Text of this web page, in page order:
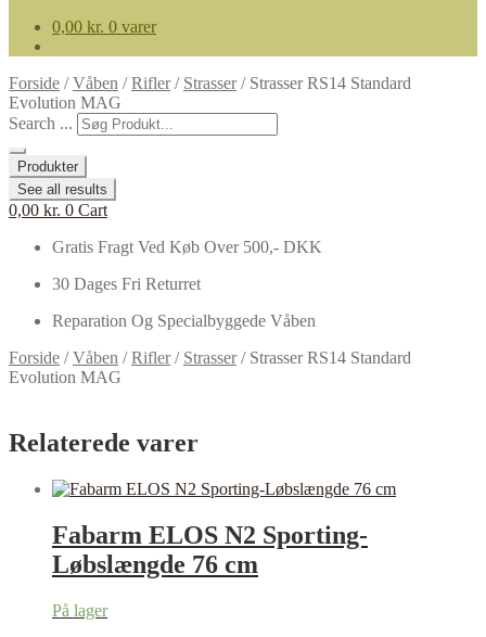
0,00 kr. 0 varer
Forside /Våben /Rifler/ Strasser/ Strasser RS14 Standard
Evolution MAG
Search ...
Produkter
See all results
0,00 kr. 0 Cart
Gratis Fragt Ved Køb Over 500,- DKK
30 Dages Fri Returret
Reparation Og Specialbyggede Våben
Forside /Våben /Rifler/ Strasser/ Strasser RS14 Standard
Evolution MAG
Relaterede varer
Fabarm ELOS N2 Sporting-
Løbslængde 76 cm
På lager